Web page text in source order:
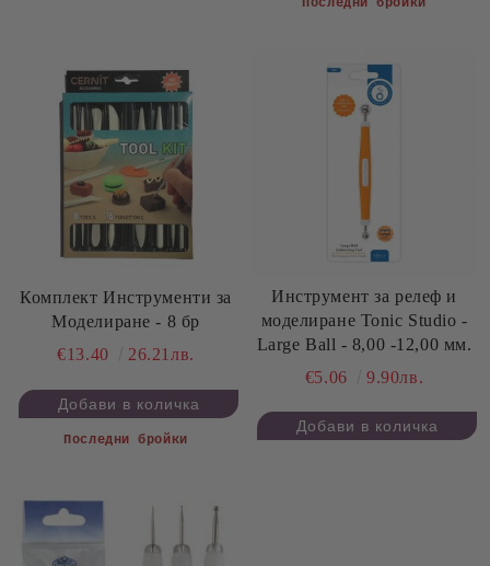
Последни бройки
Комплект Инструменти за
Моделиране - 8 бр
€13.40
26.21лв.
Последни бройки
Инструмент за релеф и
моделиране Tonic Studio -
Large Ball - 8,00 -12,00 мм.
€5.06
9.90лв.